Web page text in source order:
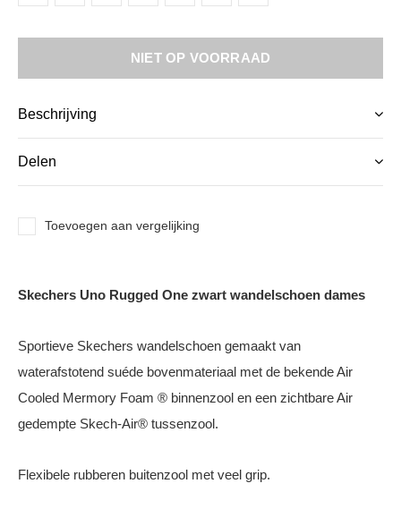
NIET OP VOORRAAD
Beschrijving
Delen
Toevoegen aan vergelijking
Skechers Uno Rugged One zwart wandelschoen dames
Sportieve Skechers wandelschoen gemaakt van
waterafstotend suéde bovenmateriaal met de bekende Air
Cooled Mermory Foam ® binnenzool en een zichtbare Air
gedempte Skech-Air® tussenzool.
Flexibele rubberen buitenzool met veel grip.